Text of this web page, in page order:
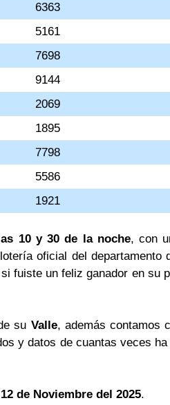
6363
5161
7698
9144
2069
1895
7798
5586
1921
10 y 30 de la noche, con
oficial del departamento
fuiste un feliz ganador en su
su Valle, además contamos
y datos de cuantas veces
de Noviembre del 2025.